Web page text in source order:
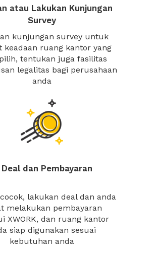
atau Lakukan Kunjungan
Survey
kunjungan survey untuk
keadaan ruang kantor yang
tentukan juga fasilitas
legalitas bagi perusahaan
anda
Deal dan Pembayaran
lakukan deal dan anda
melakukan pembayaran
XWORK, dan ruang kantor
siap digunakan sesuai
kebutuhan anda